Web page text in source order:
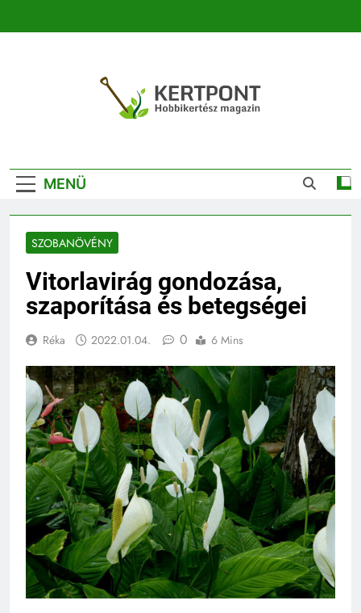
Kertészeti
Magazin |
Növénykereső És
Növényhatározó
MENÜ
SZOBANÖVÉNY
Vitorlavirág gondozása,
szaporítása és betegségei
Réka 2022.01.04. 0 6 Mins